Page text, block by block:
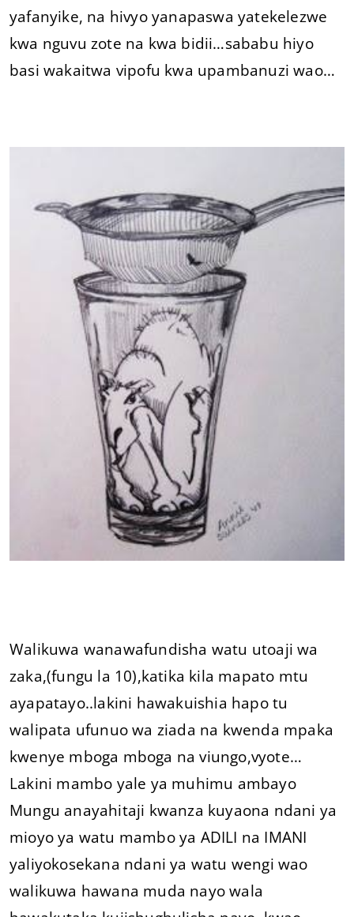
yafanyike, na hivyo yanapaswa yatekelezwe
kwa nguvu zote na kwa bidii…sababu hiyo
basi wakaitwa vipofu kwa upambanuzi wao…
Walikuwa wanawafundisha watu utoaji wa
zaka,(fungu la 10),katika kila mapato mtu
ayapatayo..lakini hawakuishia hapo tu
walipata ufunuo wa ziada na kwenda mpaka
kwenye mboga mboga na viungo,vyote…
Lakini mambo yale ya muhimu ambayo
Mungu anayahitaji kwanza kuyaona ndani ya
mioyo ya watu mambo ya ADILI na IMANI
yaliyokosekana ndani ya watu wengi wao
walikuwa hawana muda nayo wala